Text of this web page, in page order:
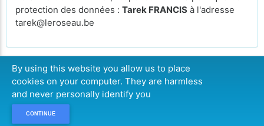
protection des données : Tarek FRANCIS à l'adresse
tarek@leroseau.be
CONTINUE
By using this website you allow us to place
cookies on your computer. They are harmless
and never personally identify you
CONTINUE